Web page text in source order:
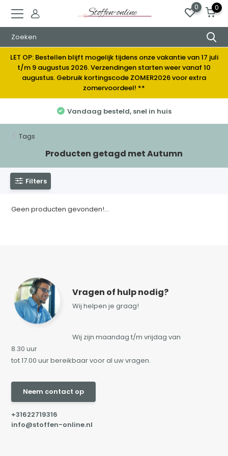
0 0
LET OP: Bestellen blijft mogelijk tijdens onze vakantie van 17 juli
t/m 9 augustus 2026. Verzendingen starten weer vanaf 10
augustus. Gebruik kortingscode ZOMER2026 voor extra
zomervoordeel! **
Vandaag besteld, snel in huis
Tags
Producten getagd met Autumn
Filters
Geen producten gevonden!...
Vragen of hulp nodig?
Wij helpen je graag!
Wij zijn maandag t/m vrijdag van
8.30 uur
tot 17.00 uur bereikbaar voor al uw vragen.
Neem contact op
+31622719316
info@stoffen-online.nl